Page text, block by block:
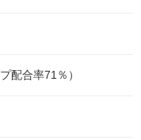
配合率71％）